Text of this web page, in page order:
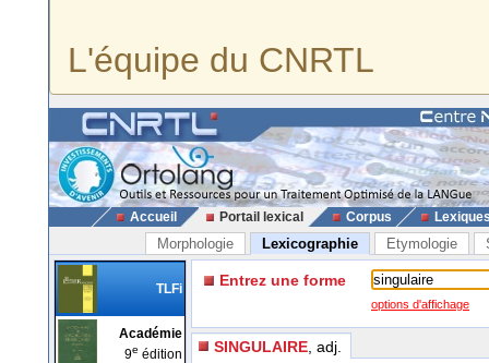
L'équipe du CNRTL
Accueil Portail lexical Corpus
Morphologie Lexicographie Etymologie
TLFi
Académie
9e édition
Entrez une forme
options d'affichage
SINGULAIRE , adj.